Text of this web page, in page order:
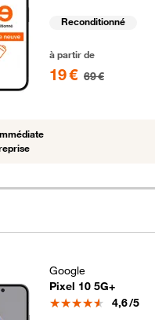
Reconditionné
à partir de
19 € 69 €
Google
Pixel 10 5G+
Note
4,6/5